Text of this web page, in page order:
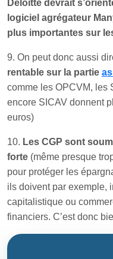
Deloitte devrait
logiciel agrégateur
plus importantes sur
9. On peut donc aussi
rentable sur la partie
comme les OPCVM, les
encore SICAV donnent
euros)
10. Les CGP sont
forte (même presque
pour protéger les
ils doivent par exemple,
capitalistique ou
financiers. C’est donc